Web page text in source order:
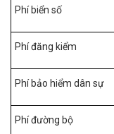
Phí biển số
Phí đăng kiểm
Phí bảo hiểm dân sự
Phí đường bộ